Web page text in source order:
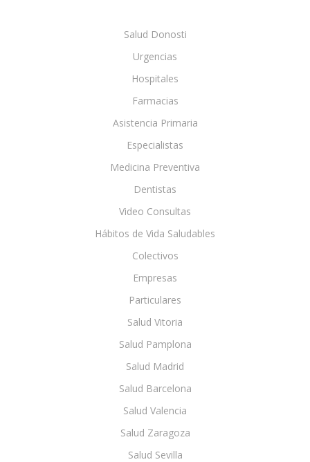
Salud Donosti
Urgencias
Hospitales
Farmacias
Asistencia Primaria
Especialistas
Medicina Preventiva
Dentistas
Video Consultas
Hábitos de Vida Saludables
Colectivos
Empresas
Particulares
Salud Vitoria
Salud Pamplona
Salud Madrid
Salud Barcelona
Salud Valencia
Salud Zaragoza
Salud Sevilla